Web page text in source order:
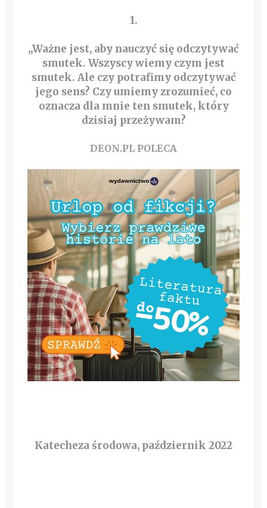
1.
„Ważne jest, aby nauczyć się odczytywać
smutek. Wszyscy wiemy czym jest
smutek. Ale czy potrafimy odczytywać
jego sens? Czy umiemy zrozumieć, co
oznacza dla mnie ten smutek, który
dzisiaj przeżywam?
DEON.PL POLECA
Katecheza środowa, październik 2022